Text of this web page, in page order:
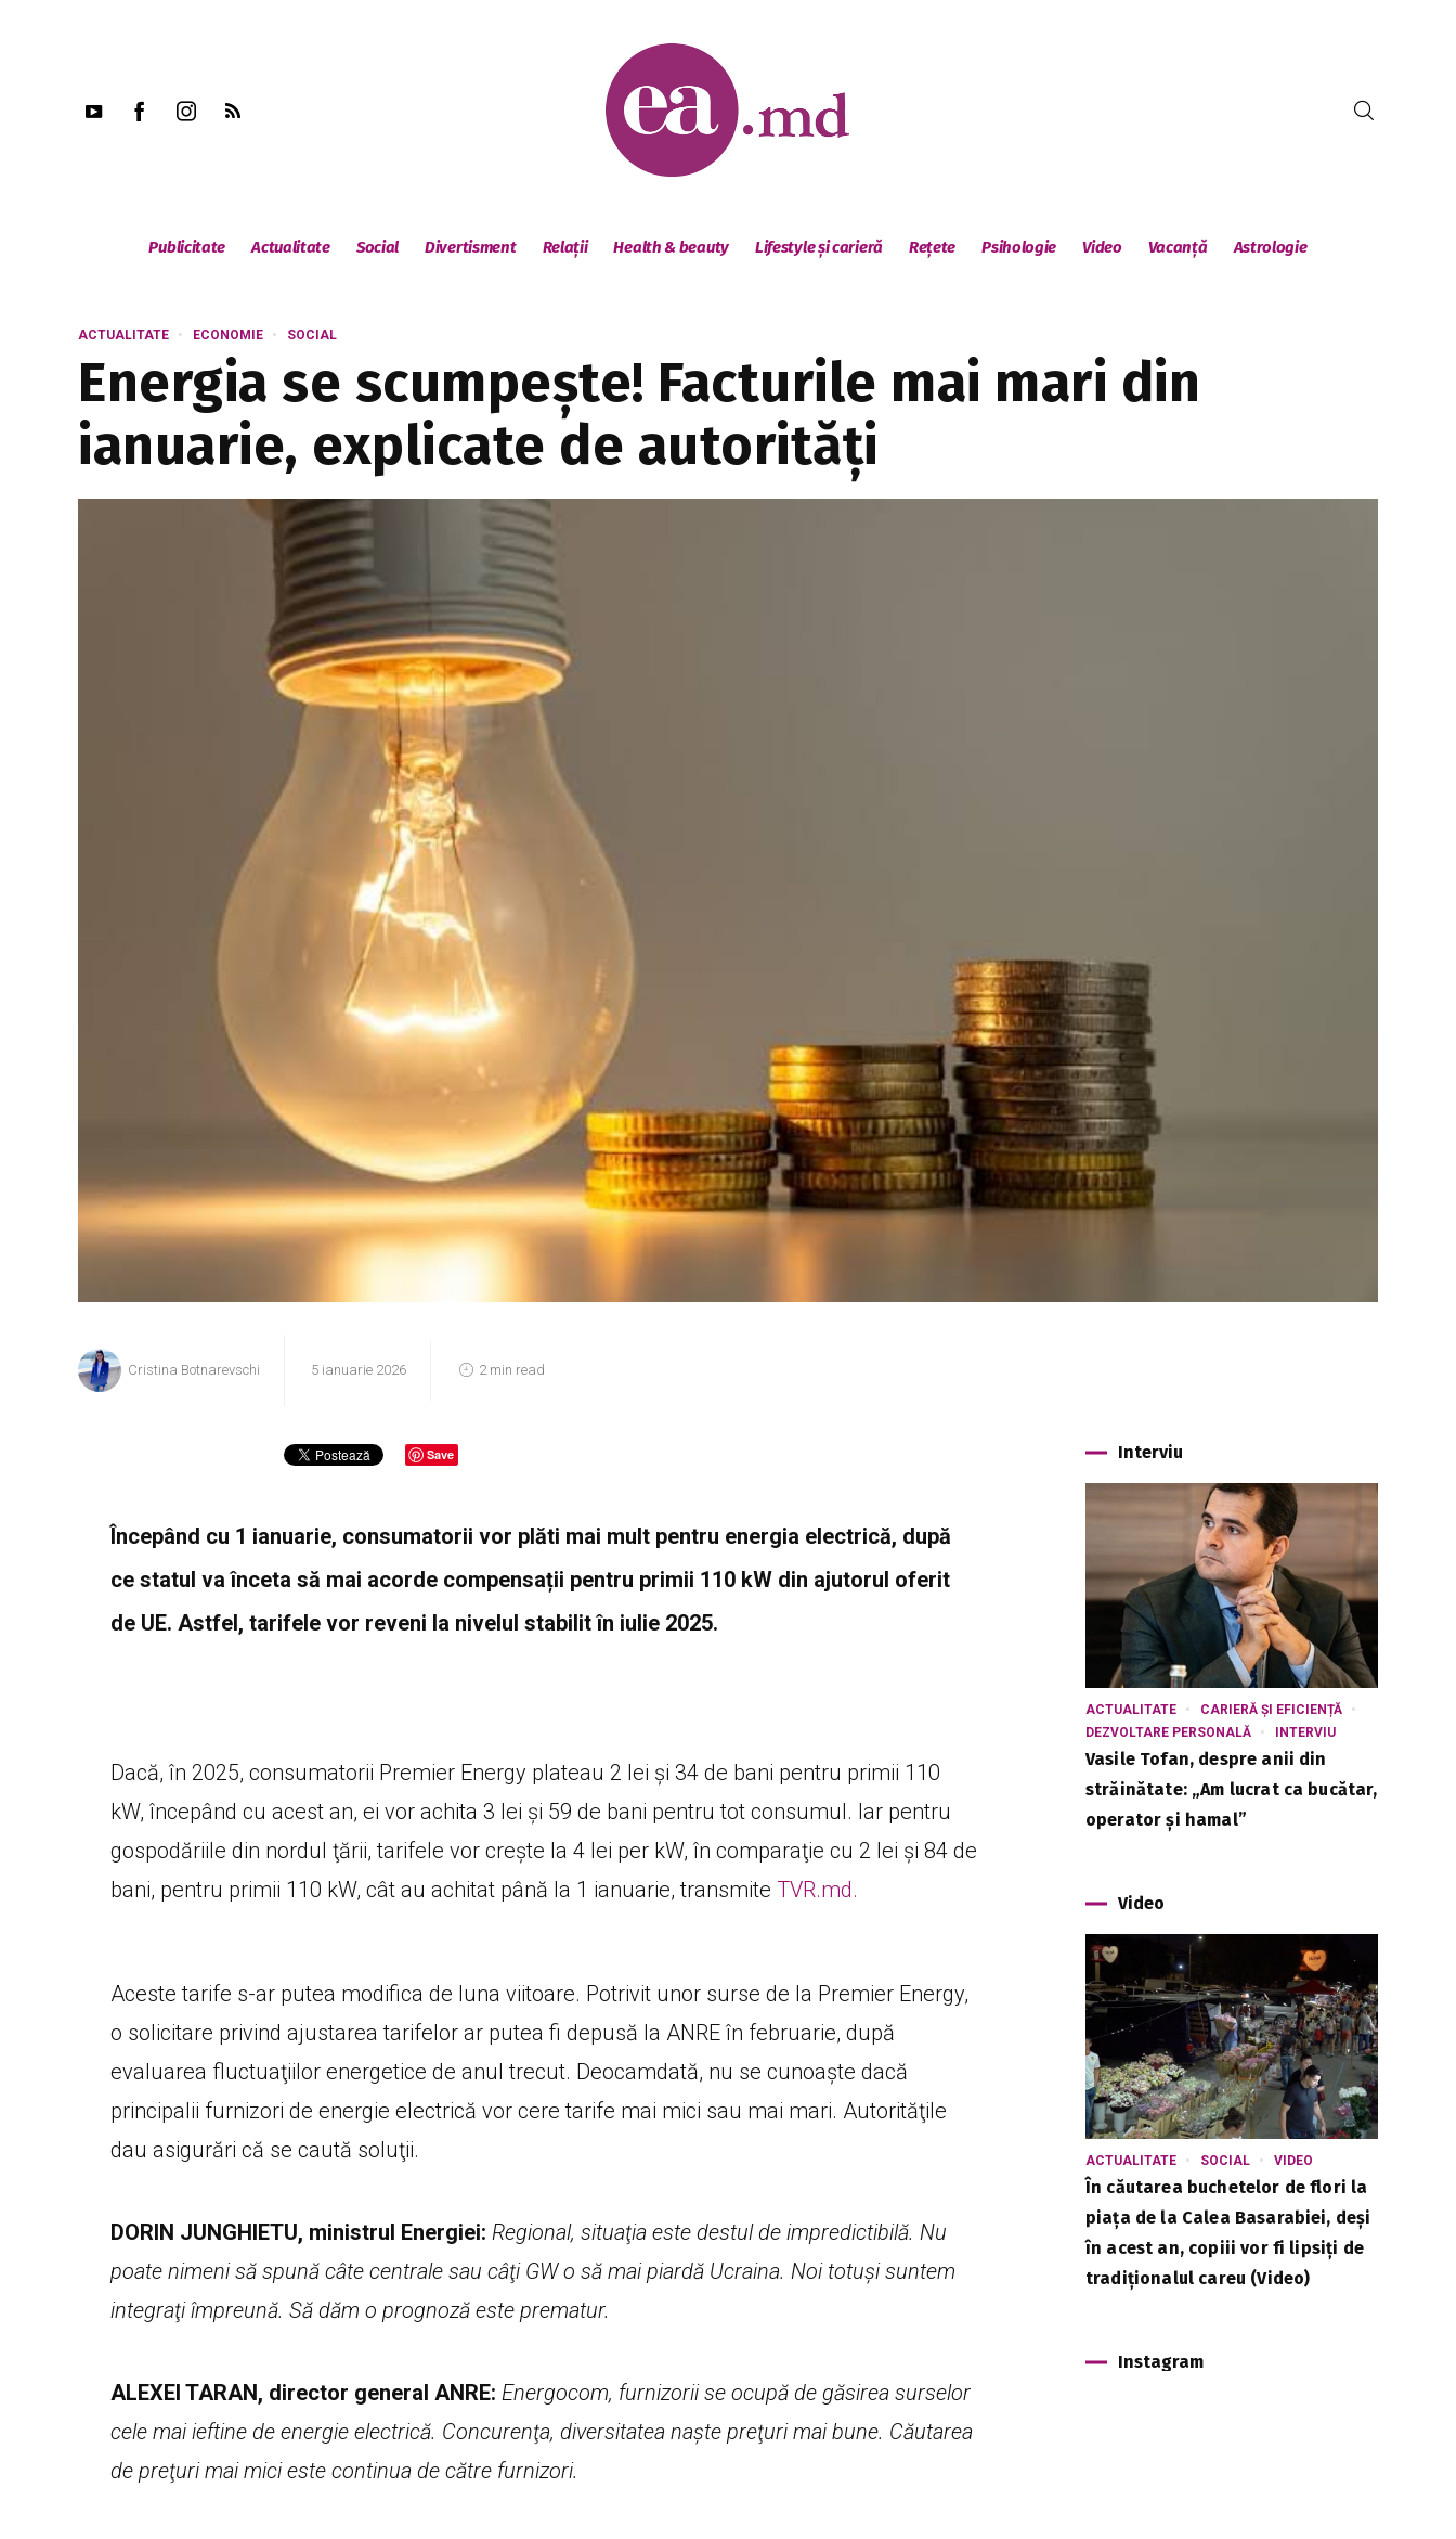
Publicitate Actualitate Social Divertisment Relații Health & beauty Lifestyle și carieră Rețete Psihologie Video Vacanță Astrologie
ACTUALITATE ECONOMIE SOCIAL
Energia se scumpește! Facturile mai mari din
ianuarie, explicate de autorități
Cristina Botnarevschi 5 ianuarie 2026 2 min read
Save
Începând cu 1 ianuarie, consumatorii vor plăti mai mult pentru energia electrică, după
ce statul va înceta să mai acorde compensații pentru primii 110 kW din ajutorul oferit
de UE. Astfel, tarifele vor reveni la nivelul stabilit în iulie 2025.
Dacă, în 2025, consumatorii Premier Energy plateau 2 lei şi 34 de bani pentru primii 110
kW, începând cu acest an, ei vor achita 3 lei şi 59 de bani pentru tot consumul. Iar pentru
gospodăriile din nordul ţării, tarifele vor creşte la 4 lei per kW, în comparaţie cu 2 lei şi 84 de
bani, pentru primii 110 kW, cât au achitat până la 1 ianuarie, transmite TVR.md.
Aceste tarife s-ar putea modifica de luna viitoare. Potrivit unor surse de la Premier Energy,
o solicitare privind ajustarea tarifelor ar putea fi depusă la ANRE în februarie, după
evaluarea fluctuaţiilor energetice de anul trecut. Deocamdată, nu se cunoaşte dacă
principalii furnizori de energie electrică vor cere tarife mai mici sau mai mari. Autorităţile
dau asigurări că se caută soluţii.
DORIN JUNGHIETU, ministrul Energiei: Regional, situaţia este destul de impredictibilă. Nu
poate nimeni să spună câte centrale sau câţi GW o să mai piardă Ucraina. Noi totuşi suntem
integraţi împreună. Să dăm o prognoză este prematur.
ALEXEI TARAN, director general ANRE: Energocom, furnizorii se ocupă de găsirea surselor
cele mai ieftine de energie electrică. Concurenţa, diversitatea naşte preţuri mai bune. Căutarea
de preţuri mai mici este continua de către furnizori.
Interviu
ACTUALITATE
CARIERĂ ȘI EFICIENȚĂ
DEZVOLTARE PERSONALĂ
INTERVIU
Vasile Tofan, despre anii din
străinătate: „Am lucrat ca bucătar,
operator și hamal”
Video
ACTUALITATE SOCIAL VIDEO
În căutarea buchetelor de flori la
piața de la Calea Basarabiei, deși
în acest an, copiii vor fi lipsiți de
tradiționalul careu (Video)
Instagram